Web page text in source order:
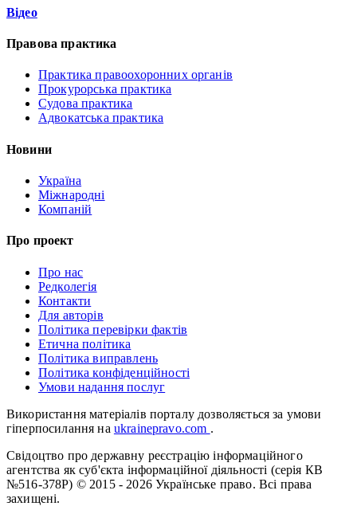
Відео
Правова практика
Практика правоохоронних органів
Прокурорська практика
Судова практика
Адвокатська практика
Новини
Україна
Міжнародні
Компаній
Про проект
Про нас
Редколегія
Контакти
Для авторів
Політика перевірки фактів
Етична політика
Політика виправлень
Політика конфіденційності
Умови надання послуг
Використання матеріалів порталу дозволяється за умови
гіперпосилання на ukrainepravo.com .
Свідоцтво про державну реєстрацію інформаційного
агентства як суб'єкта інформаційної діяльності (серія КВ
№516-378Р) © 2015 - 2026 Українське право. Всі права
захищені.